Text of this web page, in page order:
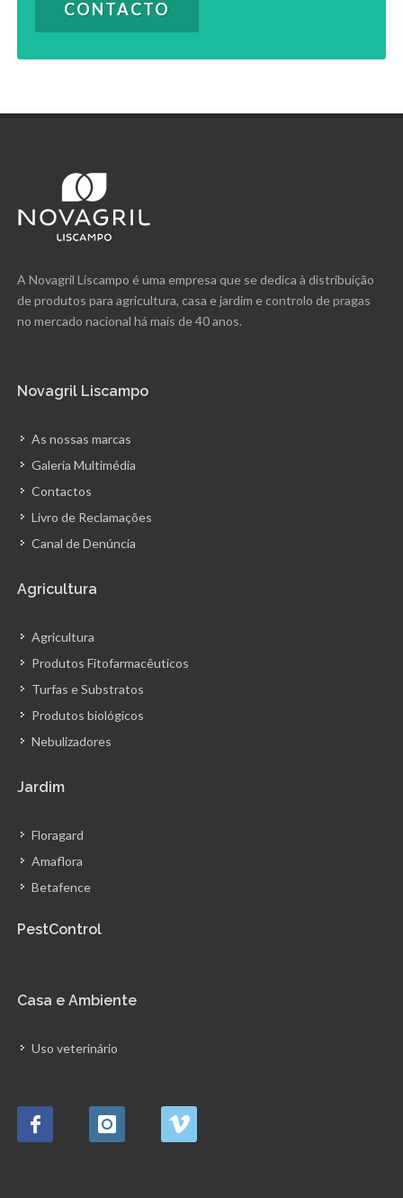
CONTACTO
A Novagril Liscampo é uma empresa que se dedica à distribuição
de produtos para agricultura, casa e jardim e controlo de pragas
no mercado nacional há mais de 40 anos.
Novagril Liscampo
As nossas marcas
Galeria Multimédia
Contactos
Livro de Reclamações
Canal de Denúncia
Agricultura
Agricultura
Produtos Fitofarmacêuticos
Turfas e Substratos
Produtos biológicos
Nebulizadores
Jardim
Floragard
Amaflora
Betafence
PestControl
Casa e Ambiente
Uso veterinário